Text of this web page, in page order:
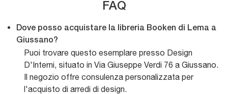
FAQ
Dove posso acquistare la libreria Booken di Lema a
Giussano?
Puoi trovare questo esemplare presso Design
D'Interni, situato in Via Giuseppe Verdi 76 a Giussano.
Il negozio offre consulenza personalizzata per
l'acquisto di arredi di design.